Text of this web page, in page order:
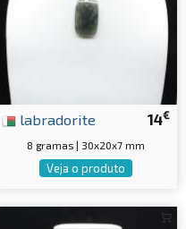
14€
labradorite
8 gramas | 30x20x7 mm
Veja o produto